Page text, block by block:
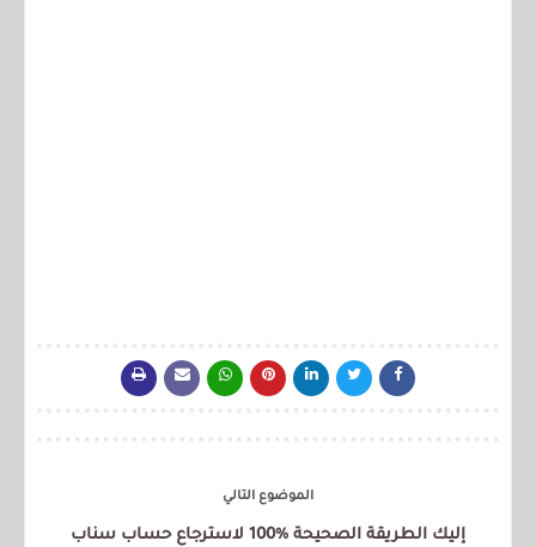
الموضوع التالي
إليك الطريقة الصحيحة %100 لاسترجاع حساب سناب